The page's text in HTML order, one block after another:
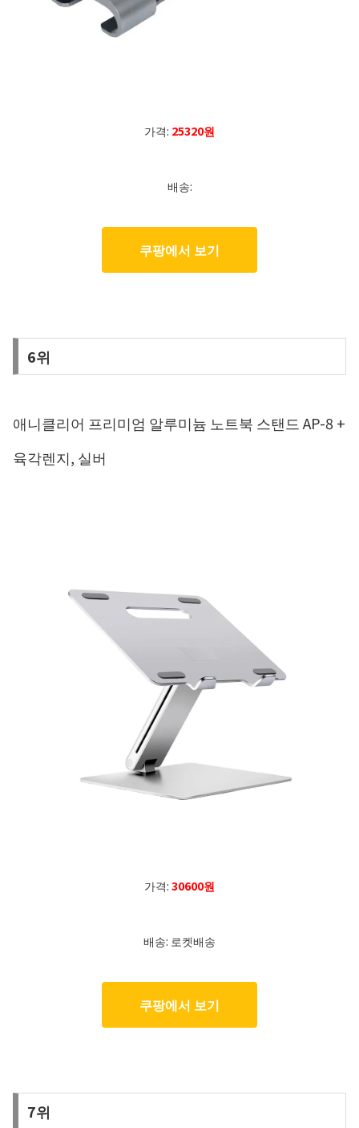
가격: 25320원
배송:
쿠팡에서 보기
6위
애니클리어 프리미엄 알루미늄 노트북 스탠드 AP-8 +
육각렌지, 실버
가격:30600원
배송: 로켓배송
쿠팡에서 보기
7위